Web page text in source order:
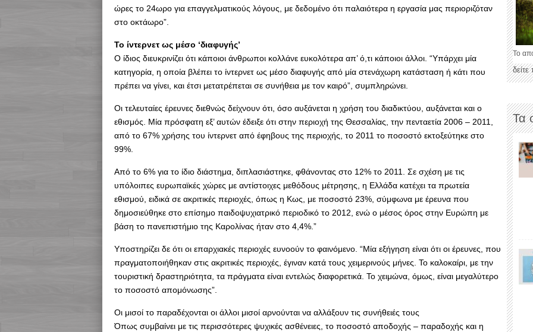
ώρες το 24ωρο για επαγγελματικούς λόγους, με δεδομένο ότι παλαιότερα η εργασία μας περιοριζόταν
στο οκτάωρο”.
Το ίντερνετ ως μέσο ‘διαφυγής’
Ο ίδιος διευκρινίζει ότι κάποιοι άνθρωποι κολλάνε ευκολότερα απ’ ό,τι κάποιοι άλλοι. “Υπάρχει μία
κατηγορία, η οποία βλέπει το ίντερνετ ως μέσο διαφυγής από μία στενάχωρη κατάσταση ή κάτι που
πρέπει να γίνει, και έτσι μετατρέπεται σε συνήθεια με τον καιρό”, συμπληρώνει.
Οι τελευταίες έρευνες διεθνώς δείχνουν ότι, όσο αυξάνεται η χρήση του διαδικτύου, αυξάνεται και ο
εθισμός. Μία πρόσφατη εξ’ αυτών έδειξε ότι στην περιοχή της Θεσσαλίας, την πενταετία 2006 – 2011,
από το 67% χρήσης του ίντερνετ από έφηβους της περιοχής, το 2011 το ποσοστό εκτοξεύτηκε στο
99%.
Από το 6% για το ίδιο διάστημα, διπλασιάστηκε, φθάνοντας στο 12% το 2011. Σε σχέση με τις
υπόλοιπες ευρωπαϊκές χώρες με αντίστοιχες μεθόδους μέτρησης, η Ελλάδα κατέχει τα πρωτεία
εθισμού, ειδικά σε ακριτικές περιοχές, όπως η Κως, με ποσοστό 23%, σύμφωνα με έρευνα που
δημοσιεύθηκε στο επίσημο παιδοψυχιατρικό περιοδικό το 2012, ενώ ο μέσος όρος στην Ευρώπη με
βάση το πανεπιστήμιο της Καρολίνας ήταν στο 4,4%.”
Υποστηρίζει δε ότι οι επαρχιακές περιοχές ευνοούν το φαινόμενο. “Μία εξήγηση είναι ότι οι έρευνες, που
πραγματοποιήθηκαν στις ακριτικές περιοχές, έγιναν κατά τους χειμερινούς μήνες. Το καλοκαίρι, με την
τουριστική δραστηριότητα, τα πράγματα είναι εντελώς διαφορετικά. Το χειμώνα, όμως, είναι μεγαλύτερο
το ποσοστό απομόνωσης”.
Οι μισοί το παραδέχονται οι άλλοι μισοί αρνούνται να αλλάξουν τις συνήθειές τους
Όπως συμβαίνει με τις περισσότερες ψυχικές ασθένειες, το ποσοστό αποδοχής – παραδοχής και η
Το
Τα